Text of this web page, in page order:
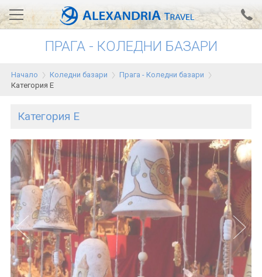
Вход за агенти Проверка на резервация
АЛЕКСАНДРИЯ хотели
Гърция
Египет
Екскурзии
0700 18 308 Запитване
ПРАГА - КОЛЕДНИ БАЗАРИ
Начало Коледни базари
Прага - Коледни базари
Категория E
Категория E